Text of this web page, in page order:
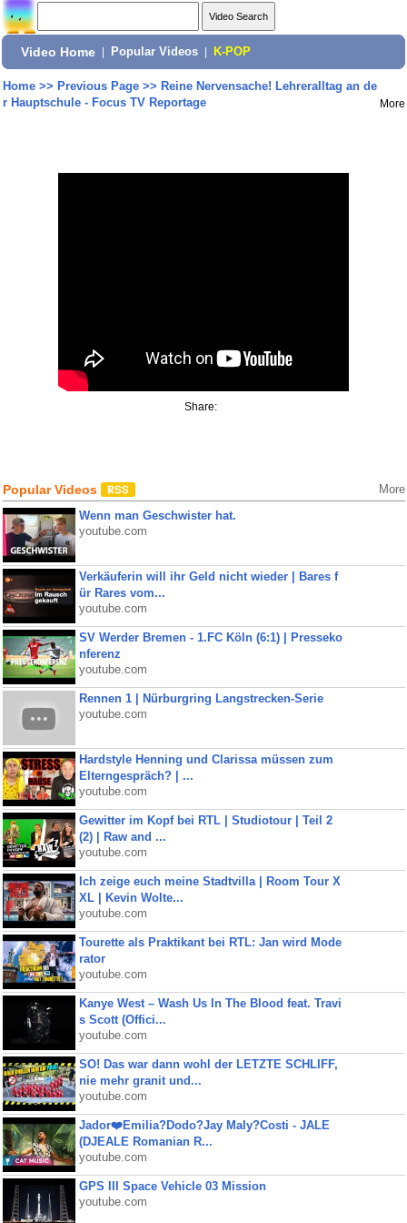
Video Home Popular Videos K-POP
Home>> Previous Page>> Reine Nervensache! Lehreralltag an de
r Hauptschule - Focus TV Reportage
More
Share:
Popular Videos More
Wenn man Geschwister hat.
youtube.com
Verkäuferin will ihr Geld nicht wieder | Bares f
ür Rares vom...
youtube.com
SV Werder Bremen - 1.FC Köln (6:1) | Presseko
nferenz
youtube.com
Rennen 1 | Nürburgring Langstrecken-Serie
youtube.com
Hardstyle Henning und Clarissa müssen zum
Elterngespräch? | ...
youtube.com
Gewitter im Kopf bei RTL | Studiotour | Teil 2
(2) | Raw and ...
youtube.com
Ich zeige euch meine Stadtvilla | Room Tour X
XL | Kevin Wolte...
youtube.com
Tourette als Praktikant bei RTL: Jan wird Mode
rator
youtube.com
Kanye West – Wash Us In The Blood feat. Travi
s Scott (Offici...
youtube.com
SO! Das war dann wohl der LETZTE SCHLIFF,
nie mehr granit und...
youtube.com
Jador❤️Emilia?Dodo?Jay Maly?Costi - JALE
(DJEALE Romanian R...
youtube.com
GPS III Space Vehicle 03 Mission
youtube.com